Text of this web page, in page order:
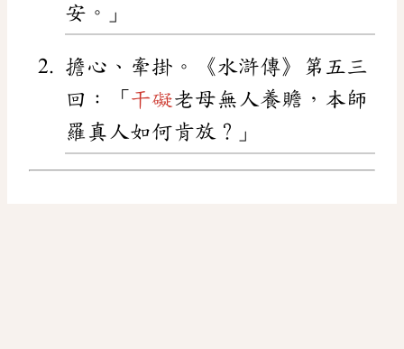
安。」
擔心、牽掛。《水滸傳》 第五三
回：「 干礙老母無人養贍，本師
羅真人如何肯放？」